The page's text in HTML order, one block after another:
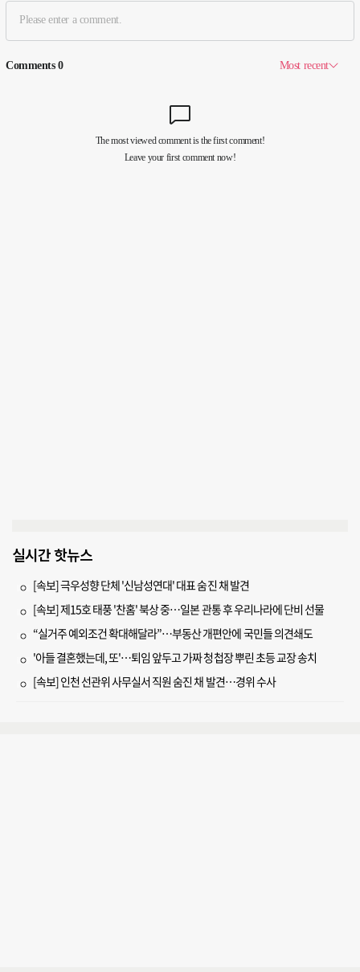
실시간 핫뉴스
[속보] 극우성향 단체 '신남성연대' 대표 숨진 채 발견
[속보] 제15호 태풍 '찬홈' 북상 중…일본 관통 후 우리나라에 단비 선물
“실거주 예외조건 확대해달라”…부동산 개편안에 국민들 의견쇄도
'아들 결혼했는데, 또'…퇴임 앞두고 가짜 청첩장 뿌린 초등 교장 송치
[속보] 인천 선관위 사무실서 직원 숨진 채 발견…경위 수사